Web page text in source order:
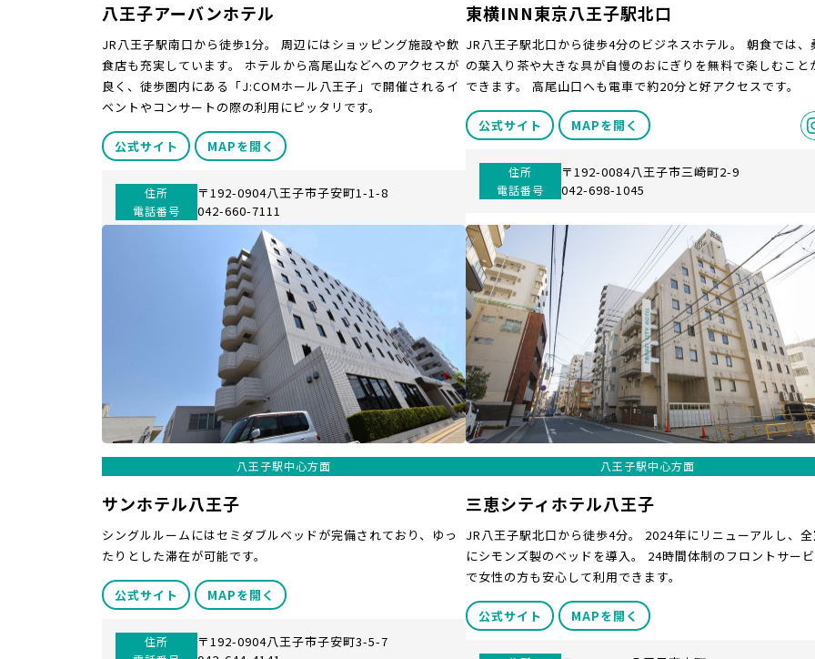
八王子アーバンホテル
JR八王子駅南口から徒歩1分。 周辺にはショッピング施設や飲
食店も充実しています。 ホテルから高尾山などへのアクセスが
良く、徒歩圏内にある「J:COMホール八王子」で開催されるイ
ベントやコンサートの際の利用にピッタリです。
公式サイト MAPを開く
住所 〒192-0904八王子市子安町1-1-8
電話番号 042-660-7111
東横INN東京八王子駅北口
JR八王子駅北口から徒歩4分のビジネスホテル。 朝食では、
の葉入り茶や大きな具が自慢のおにぎりを無料で楽しむこと
できます。 高尾山口へも電車で約20分と好アクセスです。
公式サイト MAPを開く
住所 〒192-0084八王子市三崎町2-9
電話番号 042-698-1045
八王子駅中心方面
サンホテル八王子
シングルルームにはセミダブルベッドが完備されており、ゆっ
たりとした滞在が可能です。
公式サイト MAPを開く
住所 〒192-0904八王子市子安町3-5-7
八王子駅中心方面
三恵シティホテル八王子
JR八王子駅北口から徒歩4分。 2024年にリニューアルし、
にシモンズ製のベッドを導入。 24時間体制のフロントサー
で女性の方も安心して利用できます。
公式サイト MAPを開く